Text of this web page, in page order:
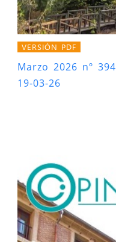
VERSIÓN PDF
Marzo 2026 nº
19-03-26